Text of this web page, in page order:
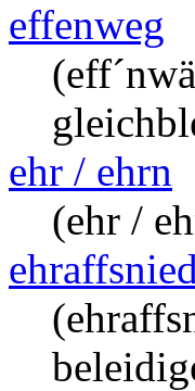
effenweg
ehr / ehrn
(ehr /